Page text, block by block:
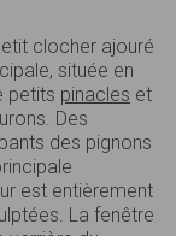
clocher ajouré
située en
petits pinacles et
Des
des pignons
est entièrement
La fenêtre